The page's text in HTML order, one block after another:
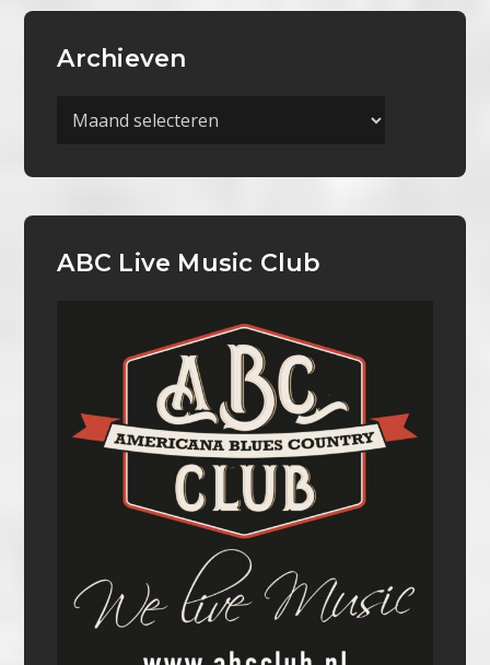
Archieven
Archieven
ABC Live Music Club